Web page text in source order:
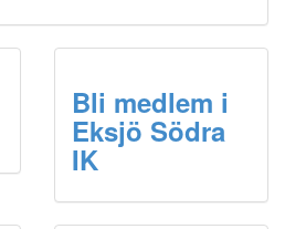
Bli medlem i
Eksjö Södra
IK